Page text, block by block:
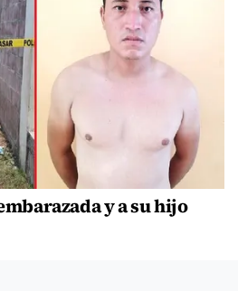
y a su hijo